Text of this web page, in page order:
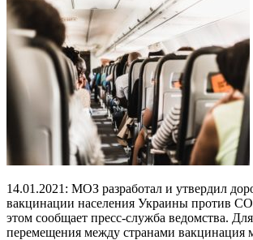
14.01.2021: МОЗ разработал и утвердил
вакцинации населения Украины против
этом сообщает пресс-служба ведомства.
перемещения между странами вакцинация